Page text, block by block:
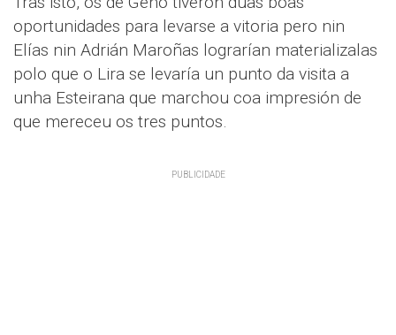
oportunidades para levarse a vitoria pero nin
Elías nin Adrián Maroñas lograrían materializalas
polo que o Lira se levaría un punto da visita a
unha Esteirana que marchou coa impresión de
que mereceu os tres puntos.